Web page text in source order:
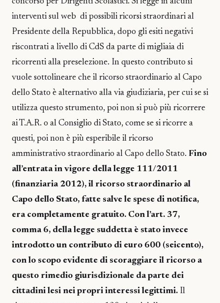
interventi sul web di possibili ricorsi straordinari al
Presidente della Repubblica, dopo gli esiti negativi
riscontrati a livello di CdS da parte di migliaia di
ricorrenti alla preselezione. In questo contributo si
vuole sottolineare che il ricorso straordinario al Capo
dello Stato è alternativo alla via giudiziaria, per cui se si
utilizza questo strumento, poi non si può più ricorrere
ai T.A.R. o al Consiglio di Stato, come se si ricorre a
questi, poi non è più esperibile il ricorso
amministrativo straordinario al Capo dello Stato. Fino
all’entrata in vigore della legge 111/2011
(finanziaria 2012), il ricorso straordinario al
Capo dello Stato, fatte salve le spese di notifica,
era completamente gratuito. Con l’art. 37,
comma 6, della legge suddetta è stato invece
introdotto un contributo di euro 600 (seicento),
con lo scopo evidente di scoraggiare il ricorso a
questo rimedio giurisdizionale da parte dei
cittadini lesi nei propri interessi legittimi. Il